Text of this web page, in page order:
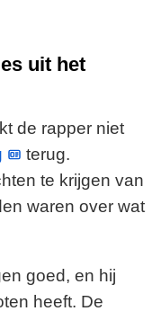
uit het
de rapper niet
terug.
te krijgen van
waren over wat
goed, en hij
heeft. De